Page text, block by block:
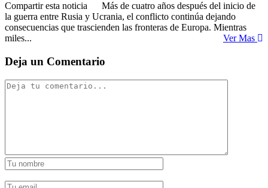
Compartir esta noticia Más de cuatro años después del inicio de
la guerra entre Rusia y Ucrania, el conflicto continúa dejando
consecuencias que trascienden las fronteras de Europa. Mientras
miles...
Ver Mas
Deja un Comentario